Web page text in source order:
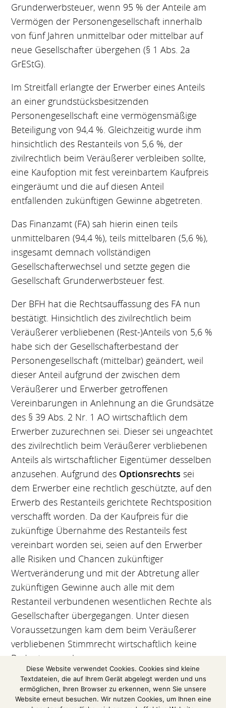
Grunderwerbsteuer, wenn 95 % der Anteile am
Vermögen der Personengesellschaft innerhalb
von fünf Jahren unmittelbar oder mittelbar auf
neue Gesellschafter übergehen (§ 1 Abs. 2a
GrEStG).
Im Streitfall erlangte der Erwerber eines Anteils
an einer grundstücksbesitzenden
Personengesellschaft eine vermögensmäßige
Beteiligung von 94,4 %. Gleichzeitig wurde ihm
hinsichtlich des Restanteils von 5,6 %, der
zivilrechtlich beim Veräußerer verbleiben sollte,
eine Kaufoption mit fest vereinbartem Kaufpreis
eingeräumt und die auf diesen Anteil
entfallenden zukünftigen Gewinne abgetreten.
Das Finanzamt (FA) sah hierin einen teils
unmittelbaren (94,4 %), teils mittelbaren (5,6 %),
insgesamt demnach vollständigen
Gesellschafterwechsel und setzte gegen die
Gesellschaft Grunderwerbsteuer fest.
Der BFH hat die Rechtsauffassung des FA nun
bestätigt. Hinsichtlich des zivilrechtlich beim
Veräußerer verbliebenen (Rest-)Anteils von 5,6 %
habe sich der Gesellschafterbestand der
Personengesellschaft (mittelbar) geändert, weil
dieser Anteil aufgrund der zwischen dem
Veräußerer und Erwerber getroffenen
Vereinbarungen in Anlehnung an die Grundsätze
des § 39 Abs. 2 Nr. 1 AO wirtschaftlich dem
Erwerber zuzurechnen sei. Dieser sei ungeachtet
des zivilrechtlich beim Veräußerer verbliebenen
Anteils als wirtschaftlicher Eigentümer desselben
anzusehen. Aufgrund des Optionsrechts sei
dem Erwerber eine rechtlich geschützte, auf den
Erwerb des Restanteils gerichtete Rechtsposition
verschafft worden. Da der Kaufpreis für die
zukünftige Übernahme des Restanteils fest
vereinbart worden sei, seien auf den Erwerber
alle Risiken und Chancen zukünftiger
Wertveränderung und mit der Abtretung aller
zukünftigen Gewinne auch alle mit dem
Restanteil verbundenen wesentlichen Rechte als
Gesellschafter übergegangen. Unter diesen
Voraussetzungen kam dem beim Veräußerer
verbliebenen Stimmrecht wirtschaftlich keine
Bedeutung mehr zu.
(Auszug aus einer Pressemitteilung des
Bundesfinanzhofs)
Diese Website verwendet Cookies. Cookies sind kleine
Textdateien, die auf Ihrem Gerät abgelegt werden und uns
ermöglichen, Ihren Browser zu erkennen, wenn Sie unsere
Website erneut besuchen. Wir nutzen Cookies, um Ihnen eine